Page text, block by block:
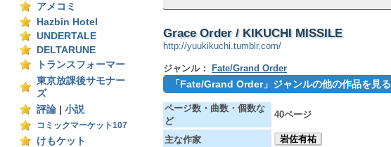
アメコミ
Hazbin Hotel
UNDERTALE
DELTARUNE
トランスフォーマー
東京放課後サモナー
ズ
評論
小説
コミックマーケット107
けもケット
Grace Order / KIKUCHI MISSILE
http://yuukikuchi.tumblr.com/
ジャンル： Fate/Grand Order
「Fate/Grand Order」ジャンルの他の作品を見る
ページ数・曲数・個数な
ど
40ページ
主な作家 岩佐有祐